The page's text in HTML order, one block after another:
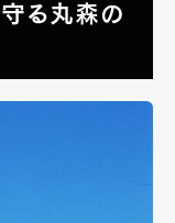
る丸森の